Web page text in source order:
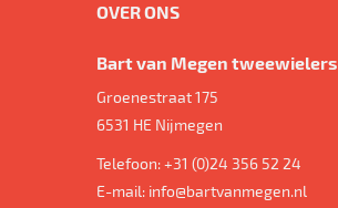
OVER ONS
Bart van Megen tweewielers
Groenestraat 175
6531 HE Nijmegen
Telefoon:+31 (0)24 356 52 24
E-mail: info@bartvanmegen.nl